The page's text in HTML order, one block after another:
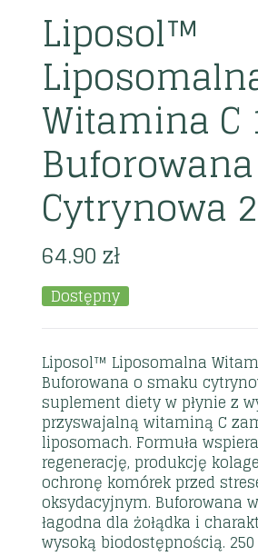
Liposol™
Witamina C
Buforowana
Cytrynowa
64.90zł
Dostępny
Liposol™ Liposomalna
Buforowana o smaku
suplement diety w płynie z
przyswajalną witaminą C
liposomach. Formuła
regenerację, produkcję
ochronę komórek przed
oksydacyjnym. Buforowana
łagodna dla żołądka i
wysoką biodostępnością.